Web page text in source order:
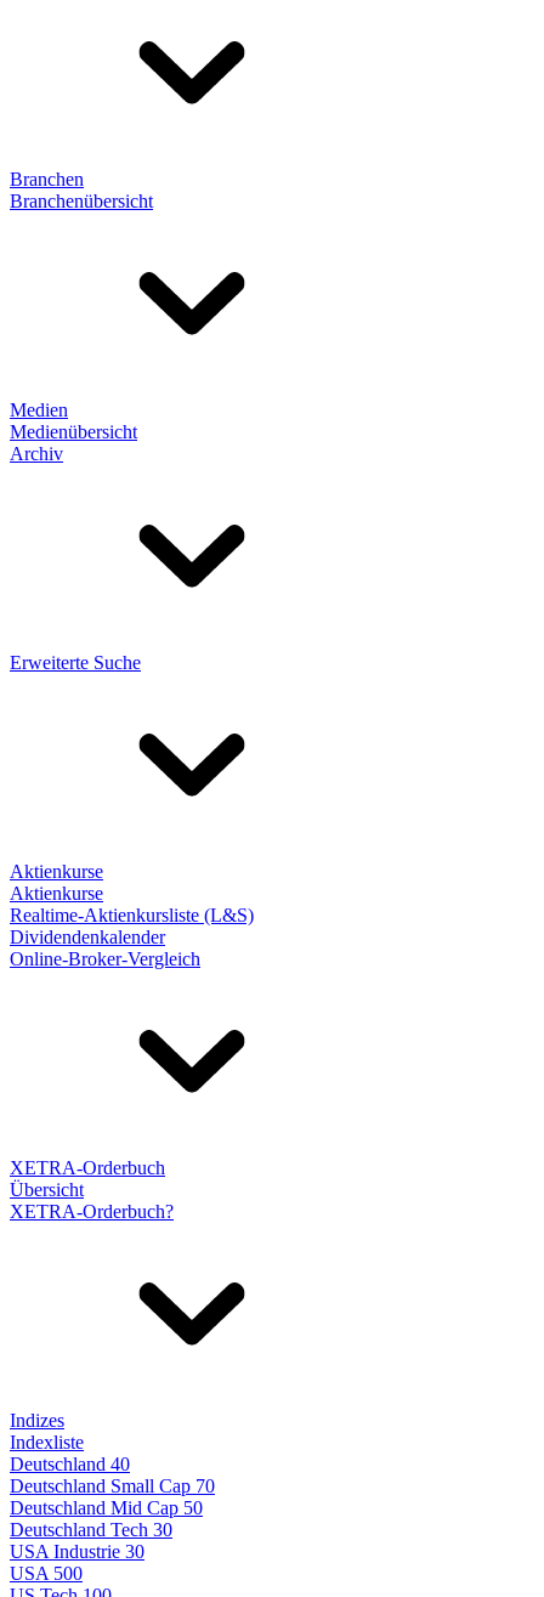
Branchen
Branchenübersicht
Medien
Medienübersicht
Archiv
Erweiterte Suche
Aktienkurse
Aktienkurse
Realtime-Aktienkursliste (L&S)
Dividendenkalender
Online-Broker-Vergleich
XETRA-Orderbuch
Übersicht
XETRA-Orderbuch?
Indizes
Indexliste
Deutschland 40
Deutschland Small Cap 70
Deutschland Mid Cap 50
Deutschland Tech 30
USA Industrie 30
USA 500